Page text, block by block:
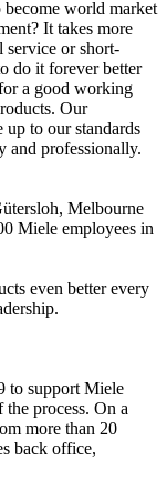
world market
It takes more
service or short-
do it forever better
a good working
Our
up to our standards
and professionally.
Melbourne
Miele employees in
even better every
to support Miele
process. On a
more than 20
back office,